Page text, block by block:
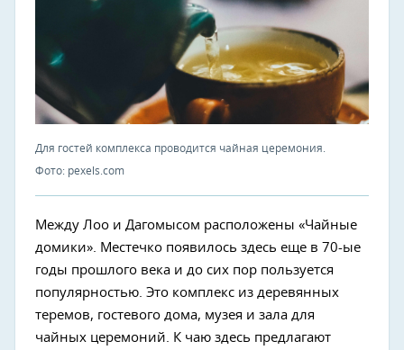
Для гостей комплекса проводится чайная церемония.
Фото: pexels.com
Между Лоо и Дагомысом расположены «Чайные
домики». Местечко появилось здесь еще в 70-ые
годы прошлого века и до сих пор пользуется
популярностью. Это комплекс из деревянных
теремов, гостевого дома, музея и зала для
чайных церемоний. К чаю здесь предлагают